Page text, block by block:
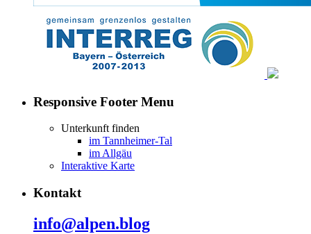
Responsive Footer Menu
Unterkunft finden
im Tannheimer-Tal
im Allgäu
Interaktive Karte
Kontakt
info@alpen.blog